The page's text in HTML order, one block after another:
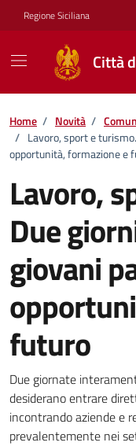
Vai ai contenuti
Vai al footer
Regione Siciliana
Città
Home / Novità /
/ Lavoro, sport e
opportunità, formazione e
Lavoro,
Due
giovani
futuro
Dettagli
Due giornate
desiderano entrare
incontrando aziende e
prevalentemente nei